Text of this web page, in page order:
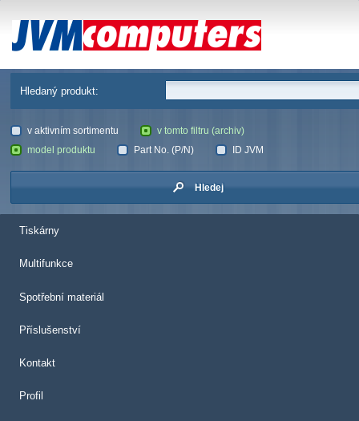
JVM Computers
Hledaný produkt:
v aktivním sortimentu
v tomto filtru (archiv)
model produktu
Part No. (P/N) ID JVM
Hledej
Tiskárny
Multifunkce
Spotřební materiál
Příslušenství
Kontakt
Profil